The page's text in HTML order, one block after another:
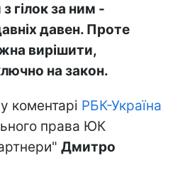
гілок за ним -
давен. Проте
вирішити,
на закон.
коментарі РБК-Україна
права ЮК
Дмитро